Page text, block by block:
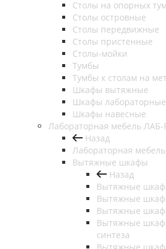
Столы на опорных
Столы островные
Столы передвижные
Столы пристенные
Столы-мойки
Тумбы
Тумбы к столам на
Шкафы вытяжные
Шкафы лабораторные
Шкафы навесные
Лабораторная мебель ЛАБ-
Назад
Лабораторная
Вытяжные шкафы
Назад
Вытяжные
Вытяжные
Вытяжные
Вытяжные
синтеза